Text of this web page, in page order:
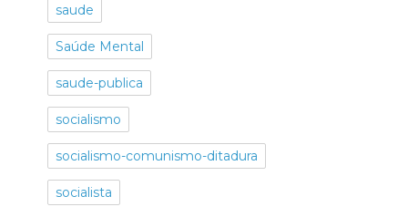
saude
Saúde Mental
saude-publica
socialismo
socialismo-comunismo-ditadura
socialista